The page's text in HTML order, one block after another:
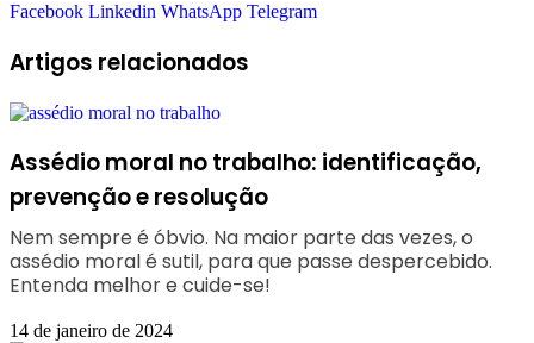
Facebook Linkedin WhatsApp Telegram
Artigos relacionados
Assédio moral no trabalho: identificação,
prevenção e resolução
Nem sempre é óbvio. Na maior parte das vezes, o
assédio moral é sutil, para que passe despercebido.
Entenda melhor e cuide-se!
14 de janeiro de 2024